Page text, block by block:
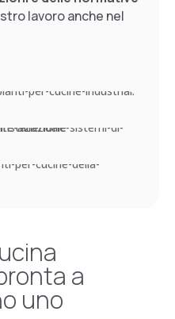
lavoro anche nel
a
uno